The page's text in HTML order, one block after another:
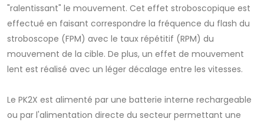
"ralentissant" le mouvement. Cet effet stroboscopique est
effectué en faisant correspondre la fréquence du flash du
stroboscope (FPM) avec le taux répétitif (RPM) du
mouvement de la cible. De plus, un effet de mouvement
lent est réalisé avec un léger décalage entre les vitesses.
Le PK2X est alimenté par une batterie interne rechargeable
ou par l'alimentation directe du secteur permettant une